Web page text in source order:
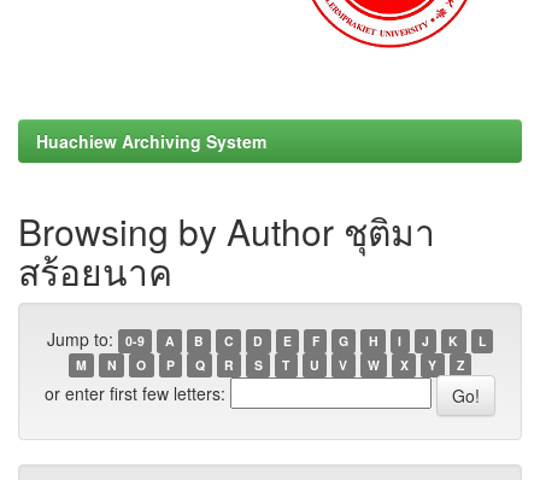
Huachiew Archiving System
Browsing by Author ชุติมา
สร้อยนาค
Jump to: 0-9 A B C D E F G H I J K
L
M
N O P Q R S T U V W X Y Z
or enter first few letters: